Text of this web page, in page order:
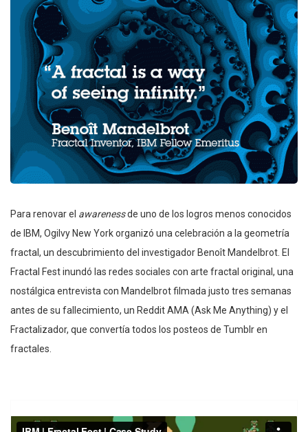
Para renovar el awarenessde uno de los logros menos conocidos
de IBM, Ogilvy New York organizó una celebración a la geometría
fractal, un descubrimiento del investigador Benoît Mandelbrot. El
Fractal Fest inundó las redes sociales con arte fractal original, una
nostálgica entrevista con Mandelbrot filmada justo tres semanas
antes de su fallecimiento, un Reddit AMA (Ask Me Anything) y el
Fractalizador, que convertía todos los posteos de Tumblr en
fractales.